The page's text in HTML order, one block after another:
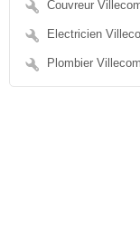
Couvreur
Electricien
Plombier